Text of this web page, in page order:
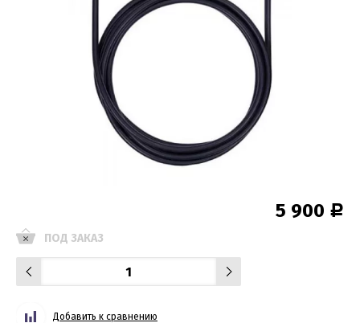
5 900 Р
ПОД ЗАКАЗ
Добавить к сравнению